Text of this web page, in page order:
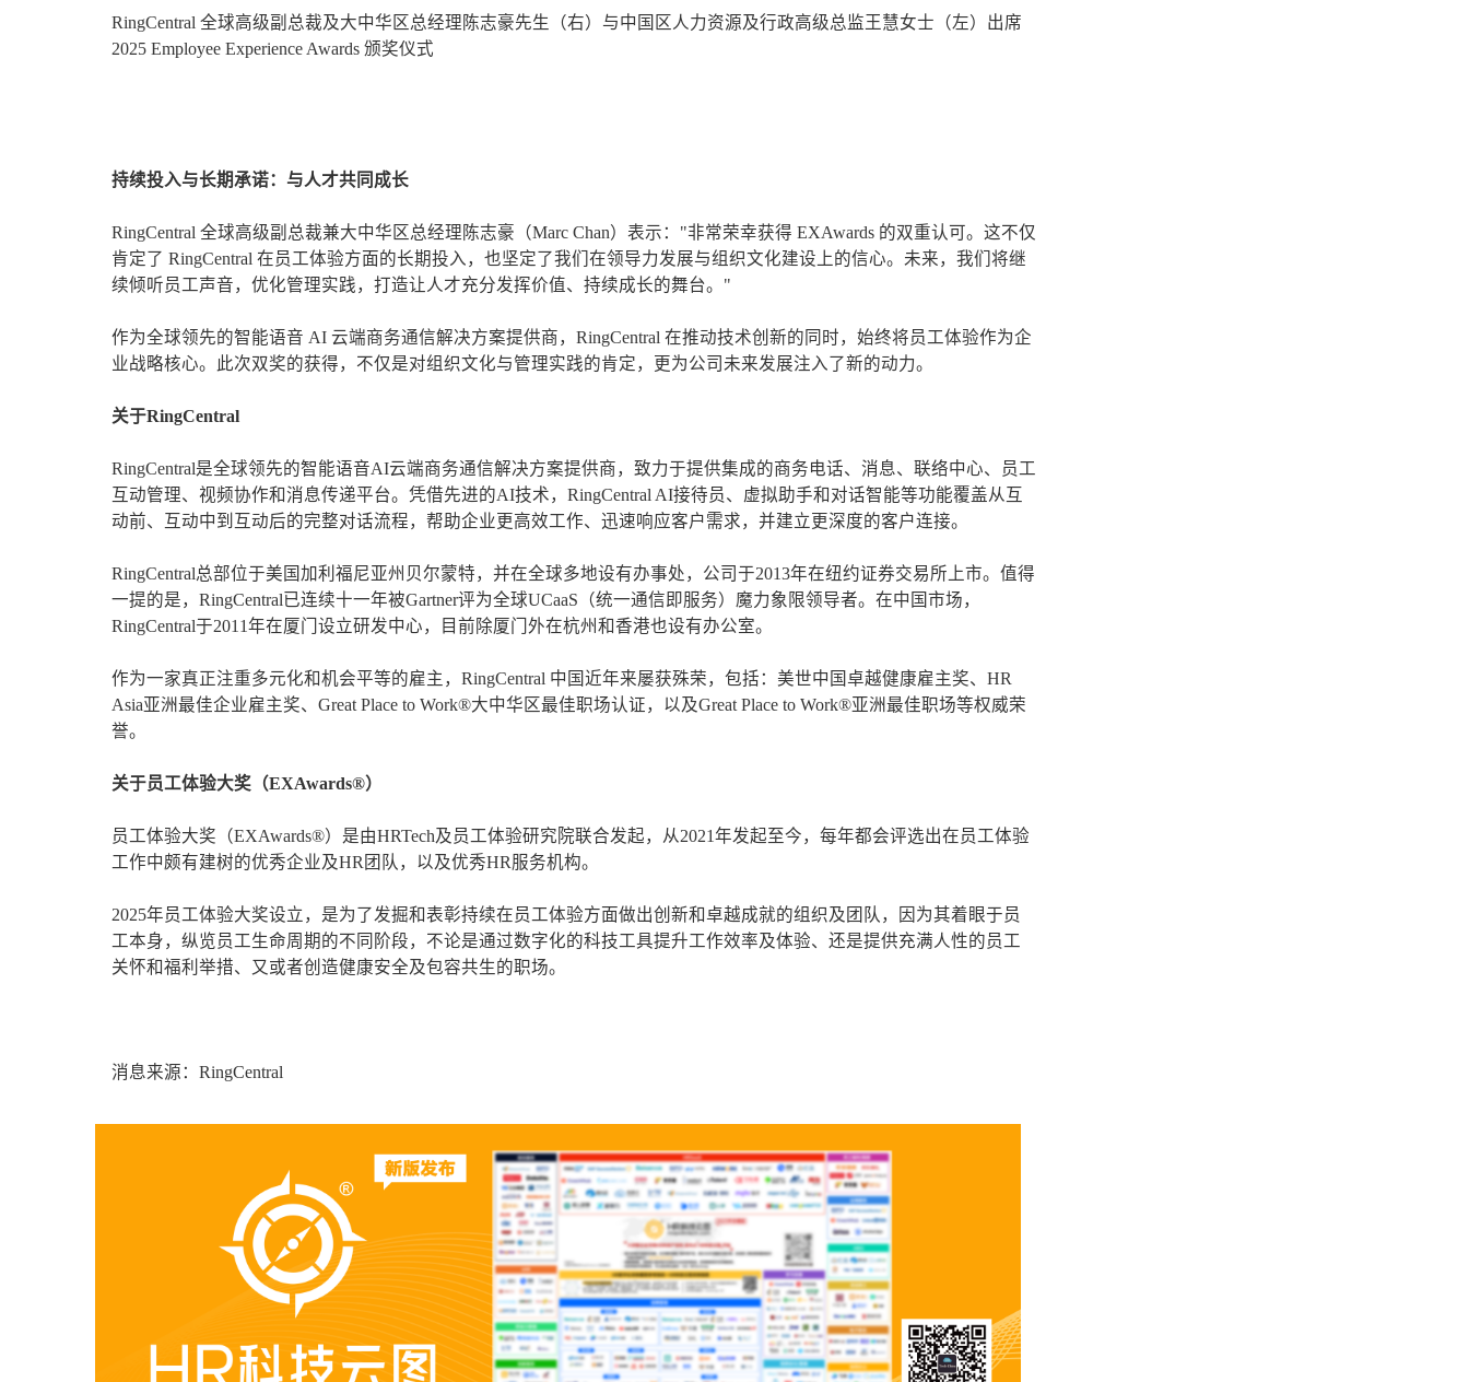
RingCentral 全球高级副总裁及大中华区总经理陈志豪先生（右）与中国区人力资源及行政高级总监王慧女士（左）出席
2025 Employee Experience Awards 颁奖仪式
持续投入与长期承诺：与人才共同成长
RingCentral 全球高级副总裁兼大中华区总经理陈志豪（Marc Chan）表示："非常荣幸获得 EXAwards 的双重认可。这不仅
肯定了 RingCentral 在员工体验方面的长期投入，也坚定了我们在领导力发展与组织文化建设上的信心。未来，我们将继
续倾听员工声音，优化管理实践，打造让人才充分发挥价值、持续成长的舞台。"
作为全球领先的智能语音 AI 云端商务通信解决方案提供商，RingCentral 在推动技术创新的同时，始终将员工体验作为企
业战略核心。此次双奖的获得，不仅是对组织文化与管理实践的肯定，更为公司未来发展注入了新的动力。
关于RingCentral
RingCentral是全球领先的智能语音AI云端商务通信解决方案提供商，致力于提供集成的商务电话、消息、联络中心、员工
互动管理、视频协作和消息传递平台。凭借先进的AI技术，RingCentral AI接待员、虚拟助手和对话智能等功能覆盖从互
动前、互动中到互动后的完整对话流程，帮助企业更高效工作、迅速响应客户需求，并建立更深度的客户连接。
RingCentral总部位于美国加利福尼亚州贝尔蒙特，并在全球多地设有办事处，公司于2013年在纽约证券交易所上市。值得
一提的是，RingCentral已连续十一年被Gartner评为全球UCaaS（统一通信即服务）魔力象限领导者。在中国市场，
RingCentral于2011年在厦门设立研发中心，目前除厦门外在杭州和香港也设有办公室。
作为一家真正注重多元化和机会平等的雇主，RingCentral 中国近年来屡获殊荣，包括：美世中国卓越健康雇主奖、HR
Asia亚洲最佳企业雇主奖、Great Place to Work®大中华区最佳职场认证，以及Great Place to Work®亚洲最佳职场等权威荣
誉。
关于员工体验大奖（EXAwards®）
员工体验大奖（EXAwards®）是由HRTech及员工体验研究院联合发起，从2021年发起至今，每年都会评选出在员工体验
工作中颇有建树的优秀企业及HR团队，以及优秀HR服务机构。
2025年员工体验大奖设立，是为了发掘和表彰持续在员工体验方面做出创新和卓越成就的组织及团队，因为其着眼于员
工本身，纵览员工生命周期的不同阶段，不论是通过数字化的科技工具提升工作效率及体验、还是提供充满人性的员工
关怀和福利举措、又或者创造健康安全及包容共生的职场。
消息来源：RingCentral